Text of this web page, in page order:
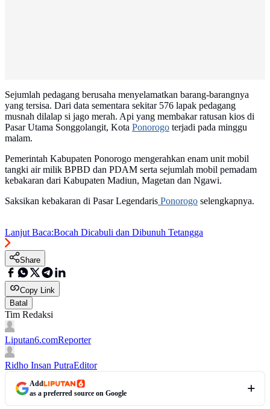
Sejumlah pedagang berusaha menyelamatkan barang-barangnya
yang tersisa. Dari data sementara sekitar 576 lapak pedagang
musnah dilalap si jago merah. Api yang membakar ratusan kios di
Pasar Utama Songgolangit, Kota Ponorogo terjadi pada minggu
malam.
Pemerintah Kabupaten Ponorogo mengerahkan enam unit mobil
tangki air milik BPBD dan PDAM serta sejumlah mobil pemadam
kebakaran dari Kabupaten Madiun, Magetan dan Ngawi.
Saksikan kebakaran di Pasar Legendaris Ponorogo selengkapnya.
Lanjut Baca:Bocah Dicabuli dan Dibunuh Tetangga
Share
Copy Link
Batal
Tim Redaksi
Liputan6.comReporter
Ridho Insan PutraEditor
Add
as a preferred source on Google